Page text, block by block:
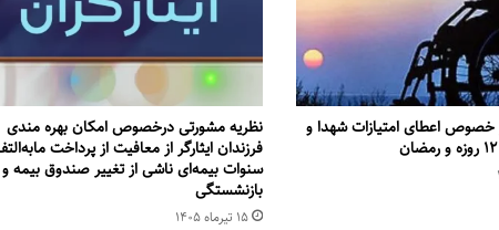
خصوص اعطای امتیازات شهدا و
نظریه مشورتی درخصوص امکان بهره مندی
فرزندان ایثارگر از معافیت از پرداخت
سنوات بیمه‌ای ناشی از تغییر صندوق بیمه‌ و
بازنشستگی
۱۵ تیر‌ماه ۱۴۰۵